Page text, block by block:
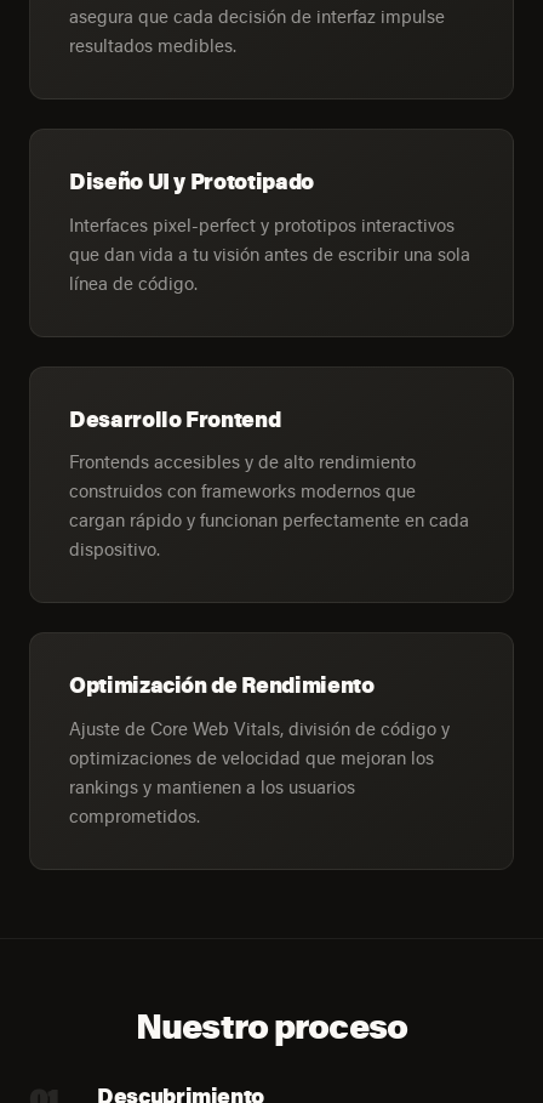
asegura que cada decisión de interfaz impulse
resultados medibles.
Diseño UI y Prototipado
Interfaces pixel-perfect y prototipos interactivos
que dan vida a tu visión antes de escribir una sola
línea de código.
Desarrollo Frontend
Frontends accesibles y de alto rendimiento
construidos con frameworks modernos que
cargan rápido y funcionan perfectamente en cada
dispositivo.
Optimización de Rendimiento
Ajuste de Core Web Vitals, división de código y
optimizaciones de velocidad que mejoran los
rankings y mantienen a los usuarios
comprometidos.
Nuestro proceso
Descubrimiento